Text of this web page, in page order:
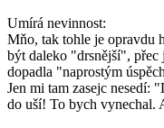
Umírá nevinnost:
Mňo, tak tohle je opravdu
být daleko "drsnější", přec
dopadla "naprostým
Jen mi tam zasejc nesedí:
do uší! To bych vynechal.